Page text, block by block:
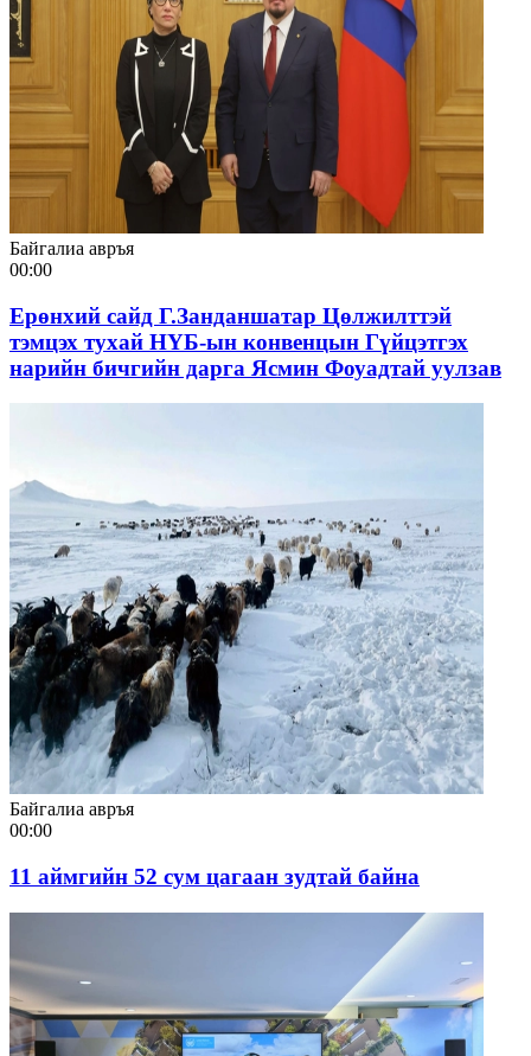
Байгалиа авръя
00:00
Ерөнхий сайд Г.Занданшатар Цөлжилттэй
тэмцэх тухай НҮБ-ын конвенцын Гүйцэтгэх
нарийн бичгийн дарга Ясмин Фоуадтай уулзав
Байгалиа авръя
00:00
11 аймгийн 52 сум цагаан зудтай байна